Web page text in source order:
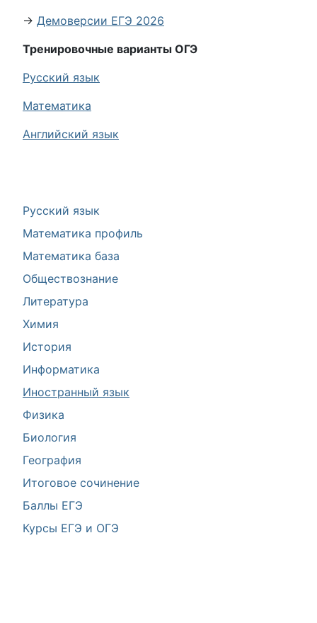
Русский язык
Математика профиль
Математика база
Обществознание
Литература
Химия
История
Информатика
Иностранный язык
Физика
Биология
География
Итоговое сочинение
Баллы ЕГЭ
Курсы ЕГЭ и ОГЭ
→ Демоверсии ЕГЭ 2026
Тренировочные варианты ОГЭ
Русский язык
Математика
Английский язык